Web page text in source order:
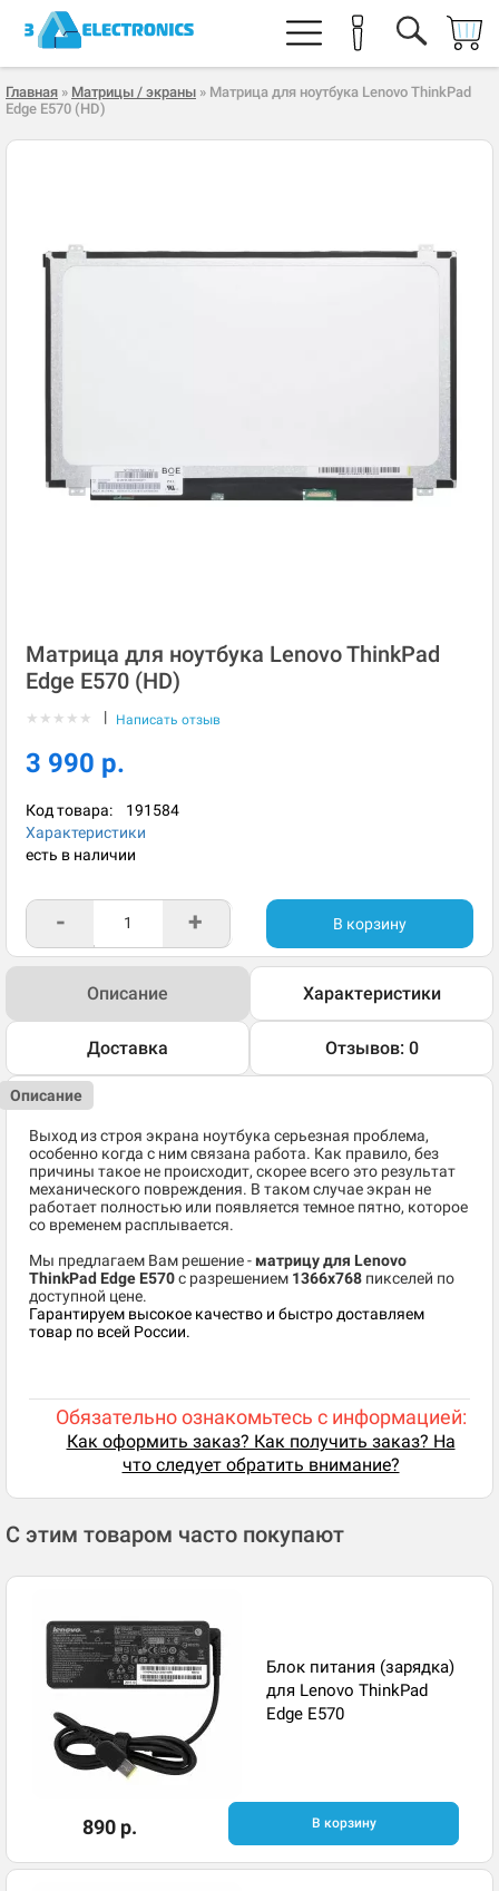
Главная » Матрицы / экраны » Матрица для ноутбука Lenovo ThinkPad
Edge E570 (HD)
Матрица для ноутбука Lenovo ThinkPad
Edge E570 (HD)
★ ★ ★ ★ ★ | Написать отзыв
3 990 р.
Код товара: 191584
Характеристики
есть в наличии
- + В корзину
Описание Характеристики
Доставка Отзывов: 0
Описание
Выход из строя экрана ноутбука серьезная проблема,
особенно когда с ним связана работа. Как правило, без
причины такое не происходит, скорее всего это результат
механического повреждения. В таком случае экран не
работает полностью или появляется темное пятно, которое
со временем расплывается.
Мы предлагаем Вам решение - матрицу для Lenovo
ThinkPad Edge E570c разрешением 1366x768 пикселей по
доступной цене.
Гарантируем высокое качество и быстро доставляем
товар по всей России.
Обязательно ознакомьтесь с информацией:
Как оформить заказ? Как получить заказ? На
что следует обратить внимание?
С этим товаром часто покупают
Блок питания (зарядка)
для Lenovo ThinkPad
Edge E570
890 р. В корзину